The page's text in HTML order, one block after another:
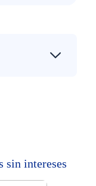
sin intereses